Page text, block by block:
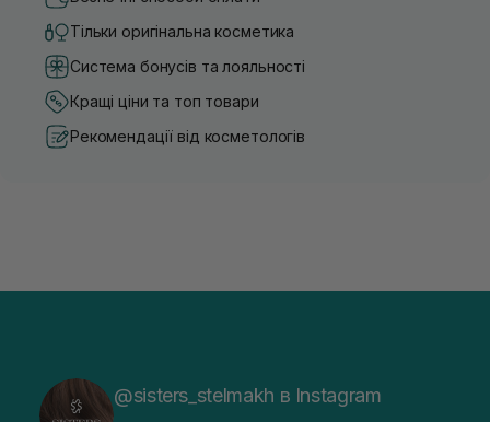
Тільки оригінальна косметика
Система бонусів та лояльності
Кращі ціни та топ товари
Рекомендації від косметологів
@sisters_stelmakh в Instagram